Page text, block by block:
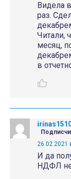
Видела
раз.
Читали,
месяц,
в
26.02.2021
И да
НДФЛ